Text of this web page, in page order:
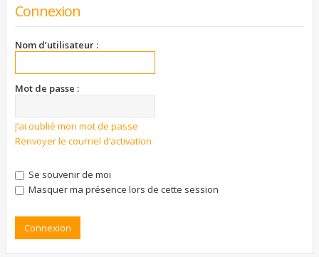
Connexion
Nom d’utilisateur :
Mot de passe :
J’ai oublié mon mot de passe
Renvoyer le courriel d’activation
Se souvenir de moi
Masquer ma présence lors de cette session